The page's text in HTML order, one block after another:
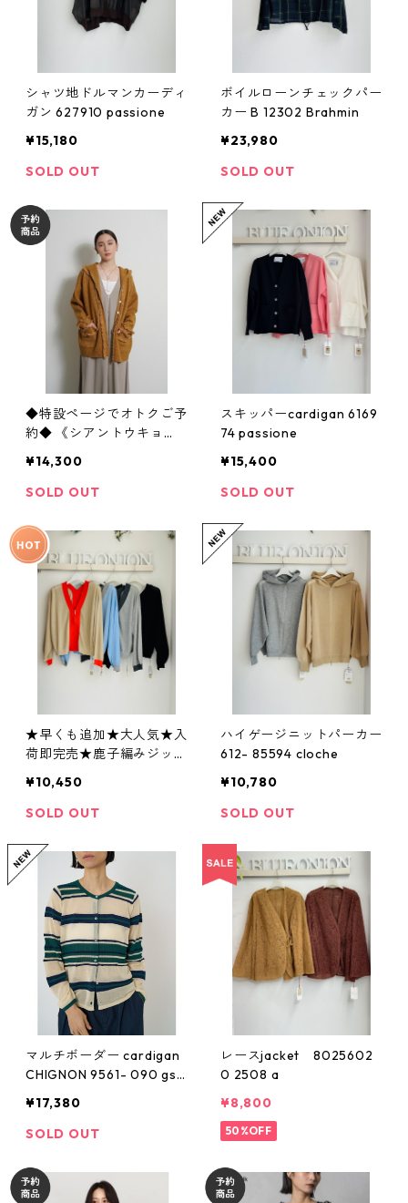
シャツ地ドルマンカーディ
ガン 627910 passione
¥15,180
SOLD OUT
ボイルローンチェックパー
カー B 12302 Brahmin
¥23,980
SOLD OUT
◆特設ページでオトクご予
約◆ 《シアントウキョ
ットフーディ 604508 cya
ntokyo 2603 b -009
¥14,300
SOLD OUT
スキッパーcardigan 6169
74 passione
¥15,400
SOLD OUT
★早くも追加★大人気★入
荷即完売★鹿子編みジップ
che
¥10,450
SOLD OUT
ハイゲージニットパーカー
612- 85594 cloche
¥10,780
SOLD OUT
マルチボーダー cardigan
CHIGNON 9561- 090 gs
¥17,380
SOLD OUT
レースjacket 8025602
0 2508 a
¥8,800
50%OFF